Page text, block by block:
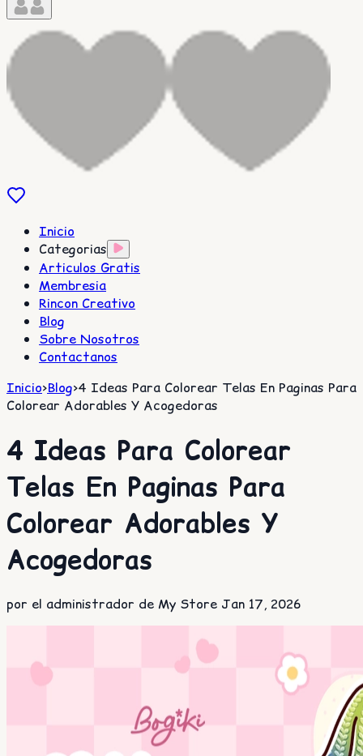
Inicio
Categorias
Articulos Gratis
Membresia
Rincon Creativo
Blog
Sobre Nosotros
Contactanos
Inicio>Blog>4 Ideas Para Colorear Telas En Paginas Para
Colorear Adorables Y Acogedoras
4 Ideas Para Colorear
Telas En Paginas Para
Colorear Adorables Y
Acogedoras
por el administrador de My Store Jan 17, 2026